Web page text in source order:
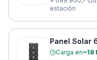
estación
Panel Solar
Carga en~18